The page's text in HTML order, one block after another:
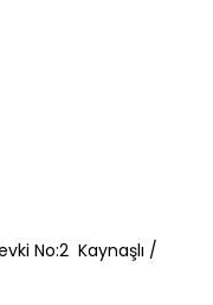
No:2 Kaynaşlı /